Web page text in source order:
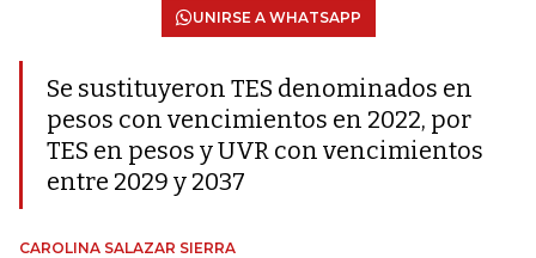
UNIRSE A WHATSAPP
Se sustituyeron TES denominados en
pesos con vencimientos en 2022, por
TES en pesos y UVR con vencimientos
entre 2029 y 2037
CAROLINA SALAZAR SIERRA